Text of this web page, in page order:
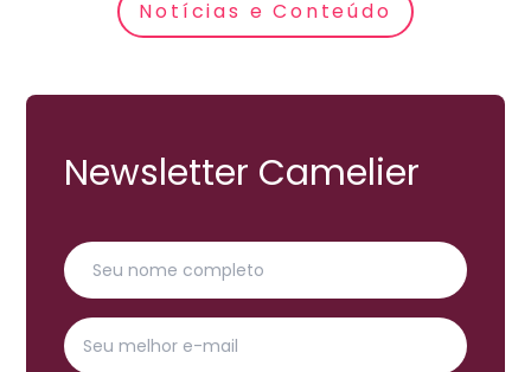
Notícias e Conteúdo
Newsletter Camelier